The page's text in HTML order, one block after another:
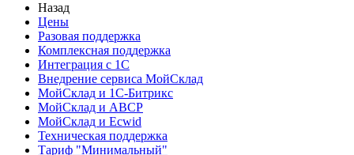
Назад
Цены
Разовая поддержка
Комплексная поддержка
Интеграция с 1С
Внедрение сервиса МойСклад
МойСклад и 1С-Битрикс
МойСклад и ABCP
МойСклад и Ecwid
Техническая поддержка
Тариф "Минимальный"